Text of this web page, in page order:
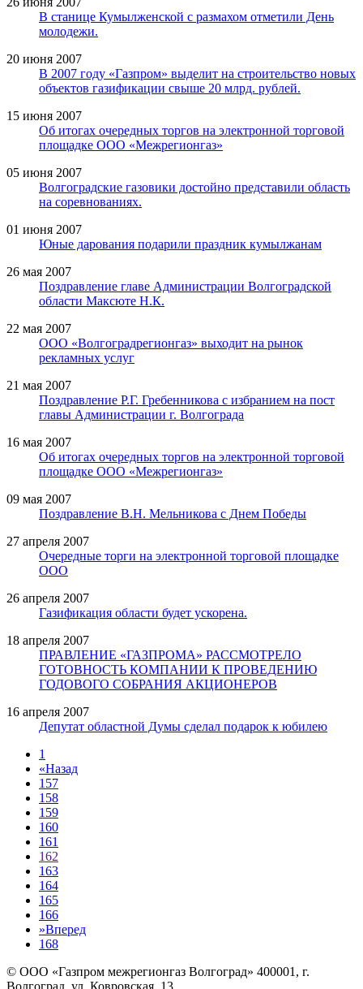
В станице Кумылженской с размахом отметили День
молодежи.
20 июня 2007
В 2007 году «Газпром» выделит на строительство новых
объектов газификации свыше 20 млрд. рублей.
15 июня 2007
Об итогах очередных торгов на электронной торговой
площадке ООО «Межрегионгаз»
05 июня 2007
Волгоградские газовики достойно представили область
на соревнованиях.
01 июня 2007
Юные дарования подарили праздник кумылжанам
26 мая 2007
Поздравление главе Администрации Волгоградской
области Максюте Н.К.
22 мая 2007
ООО «Волгоградрегионгаз» выходит на рынок
рекламных услуг
21 мая 2007
Поздравление Р.Г. Гребенникова с избранием на пост
главы Администрации г. Волгограда
16 мая 2007
Об итогах очередных торгов на электронной торговой
площадке ООО «Межрегионгаз»
09 мая 2007
Поздравление В.Н. Мельникова с Днем Победы
27 апреля 2007
Очередные торги на электронной торговой площадке
ООО
26 апреля 2007
Газификация области будет ускорена.
18 апреля 2007
ПРАВЛЕНИЕ «ГАЗПРОМА» РАССМОТРЕЛО
ГОТОВНОСТЬ КОМПАНИИ К ПРОВЕДЕНИЮ
ГОДОВОГО СОБРАНИЯ АКЦИОНЕРОВ
16 апреля 2007
Депутат областной Думы сделал подарок к юбилею
1
«Назад
157
158
159
160
161
162
163
164
165
166
»Вперед
168
© ООО «Газпром межрегионгаз Волгоград» 400001, г.
Волгоград, ул. Ковровская, 13